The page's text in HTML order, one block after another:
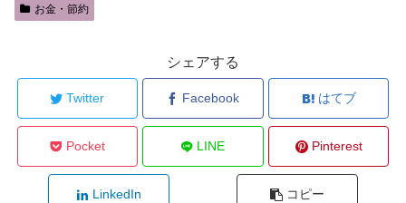
お金・節約
シェアする
Twitter Facebook はてブ
Pocket LINE Pinterest
LinkedIn コピー